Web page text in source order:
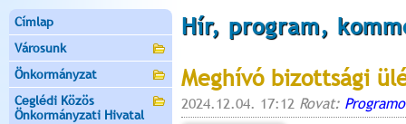
Címlap
Városunk
Önkormányzat
Ceglédi Közös
Önkormányzati Hivatal
Hír, program,
Meghívó bizottsági
2024.12.04. 17:12 Rovat: